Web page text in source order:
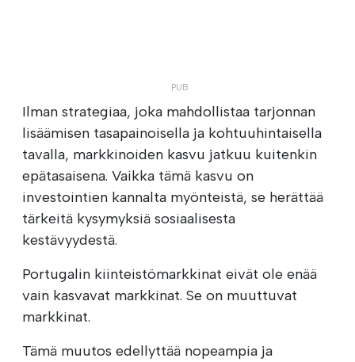
Ilman strategiaa, joka mahdollistaa tarjonnan
lisäämisen tasapainoisella ja kohtuuhintaisella
tavalla, markkinoiden kasvu jatkuu kuitenkin
epätasaisena. Vaikka tämä kasvu on
investointien kannalta myönteistä, se herättää
tärkeitä kysymyksiä sosiaalisesta
kestävyydestä.
Portugalin kiinteistömarkkinat eivät ole enää
vain kasvavat markkinat. Se on muuttuvat
markkinat.
Tämä muutos edellyttää nopeampia ja